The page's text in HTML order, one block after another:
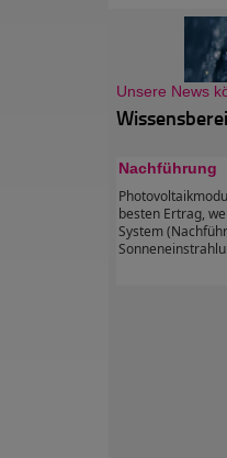
Unsere News
Nachführung
besten Ertrag,
System